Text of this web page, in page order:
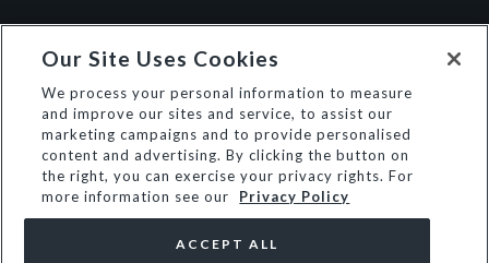
Our Site Uses Cookies
We process your personal information to measure
and improve our sites and service, to assist our
marketing campaigns and to provide personalised
content and advertising. By clicking the button on
the right, you can exercise your privacy rights. For
more information see our
Privacy Policy
ACCEPT ALL